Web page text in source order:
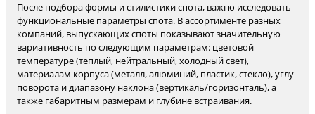
После подбора формы и стилистики спота, важно исследовать
функциональные параметры спота. В ассортименте разных
компаний, выпускающих споты показывают значительную
вариативность по следующим параметрам: цветовой
температуре (теплый, нейтральный, холодный свет),
материалам корпуса (металл, алюминий, пластик, стекло), углу
поворота и диапазону наклона (вертикаль/горизонталь), а
также габаритным размерам и глубине встраивания.